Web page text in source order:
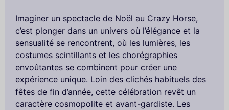
Imaginer un spectacle de Noël au Crazy Horse,
c’est plonger dans un univers où l’élégance et la
sensualité se rencontrent, où les lumières, les
costumes scintillants et les chorégraphies
envoûtantes se combinent pour créer une
expérience unique. Loin des clichés habituels des
fêtes de fin d’année, cette célébration revêt un
caractère cosmopolite et avant-gardiste. Les